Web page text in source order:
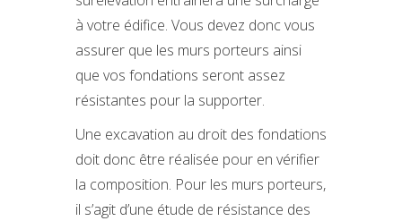
à votre édifice. Vous devez donc vous
assurer que les murs porteurs ainsi
que vos fondations seront assez
résistantes pour la supporter.
Une excavation au droit des fondations
doit donc être réalisée pour en vérifier
la composition. Pour les murs porteurs,
il s’agit d’une étude de résistance des